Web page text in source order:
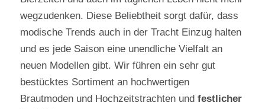
wegzudenken. Diese Beliebtheit sorgt dafür, dass
modische Trends auch in der Tracht Einzug halten
und es jede Saison eine unendliche Vielfalt an
neuen Modellen gibt. Wir führen ein sehr gut
bestücktes Sortiment an hochwertigen
Brautmoden und Hochzeitstrachtenund festlicher